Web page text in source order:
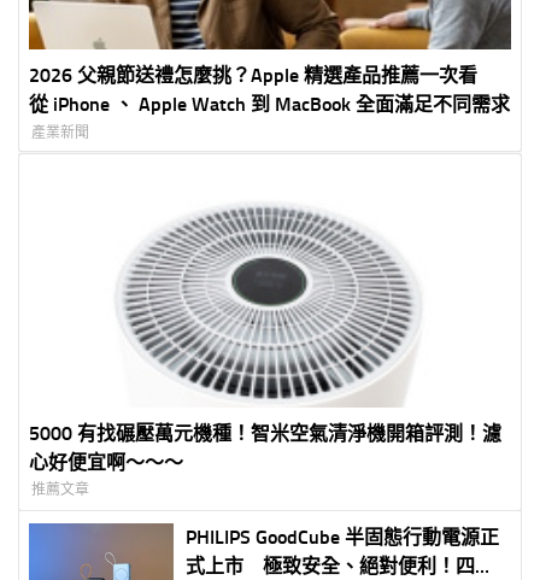
2026 父親節送禮怎麼挑？Apple 精選產品推薦一次看
從 iPhone 、 Apple Watch 到 MacBook 全面滿足不同需求
產業新聞
5000 有找碾壓萬元機種！智米空氣清淨機開箱評測！濾
心好便宜啊～～～
推薦文章
PHILIPS GoodCube 半固態行動電源正
式上市 極致安全、絕對便利！四款